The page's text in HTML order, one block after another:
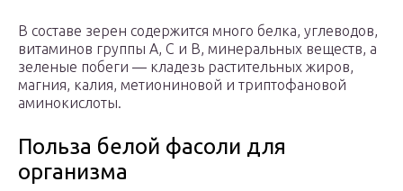
В составе зерен содержится много белка, углеводов,
витаминов группы А, С и В, минеральных веществ, а
зеленые побеги — кладезь растительных жиров,
магния, калия, метиониновой и триптофановой
аминокислоты.
Польза белой фасоли для
организма